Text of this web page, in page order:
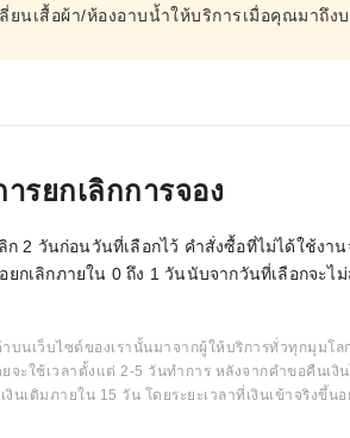
ยนเสื้อผ้า/ห้องอาบน้ำให้บริการเมื่อคุณมาถึง
รยกเลิกการจอง
ก 2 วันก่อนวันที่เลือกไว้ คำสั่งซื้อที่ไม่ได้ใช้งา
ยกเลิกภายใน 0 ถึง 1 วันนับจากวันที่เลือกจะไ
บนเว็บไซต์ของเรานั้นมาจากผู้ให้บริการทั่วทุกมุมโ
จะใช้เวลาตั้งแต่ 2-5 วันทำการ หลังจากคำขอคืนเงิ
งินเดิมภายใน 15 วัน โดยระยะเวลาที่เงินเข้าจริง